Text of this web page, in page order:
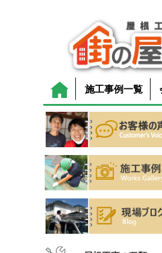
施工事例一覧